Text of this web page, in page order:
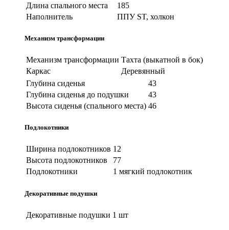
Длина спального места
185
Наполнитель
ППУ ST, холкон
Механизм трансформации
Механизм трансформации Тахта (выкатной в бок)
Каркас
Деревянный
Глубина сиденья
43
Глубина сиденья до подушки
43
Высота сиденья (спального места) 46
Подлокотники
Ширина подлокотников 12
Высота подлокотников
77
Подлокотники
1 мягкий подлокотник
Декоративные подушки
Декоративные подушки 1 шт